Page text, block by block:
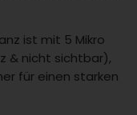
ist mit 5 Mikro
& nicht sichtbar),
für einen starken